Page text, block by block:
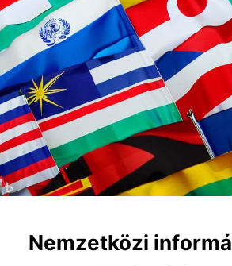
Nemzetközi